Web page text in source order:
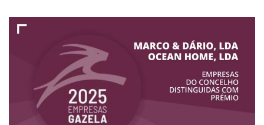
Duas empresas do concelho da Nazaré